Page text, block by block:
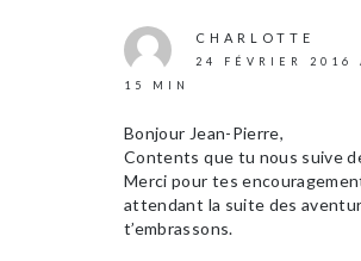
CHARLOTTE
24 FÉVRIER 2016
15 MIN
Bonjour Jean-Pierre,
Contents que tu nous suive
Merci pour tes
attendant la suite des
t’embrassons.